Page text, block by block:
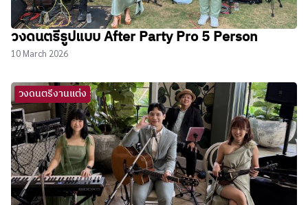
วงดนตรีรูปแบบ After Party Pro 5 Person
10 March 2026
วงดนตรีงานแต่ง